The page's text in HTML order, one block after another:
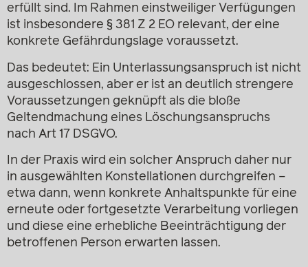
erfüllt sind. Im Rahmen einstweiliger Verfügungen
ist insbesondere § 381 Z 2 EO relevant, der eine
konkrete Gefährdungslage voraussetzt.
Das bedeutet: Ein Unterlassungsanspruch ist nicht
ausgeschlossen, aber er ist an deutlich strengere
Voraussetzungen geknüpft als die bloße
Geltendmachung eines Löschungsanspruchs
nach Art 17 DSGVO.
In der Praxis wird ein solcher Anspruch daher nur
in ausgewählten Konstellationen durchgreifen –
etwa dann, wenn konkrete Anhaltspunkte für eine
erneute oder fortgesetzte Verarbeitung vorliegen
und diese eine erhebliche Beeinträchtigung der
betroffenen Person erwarten lassen.